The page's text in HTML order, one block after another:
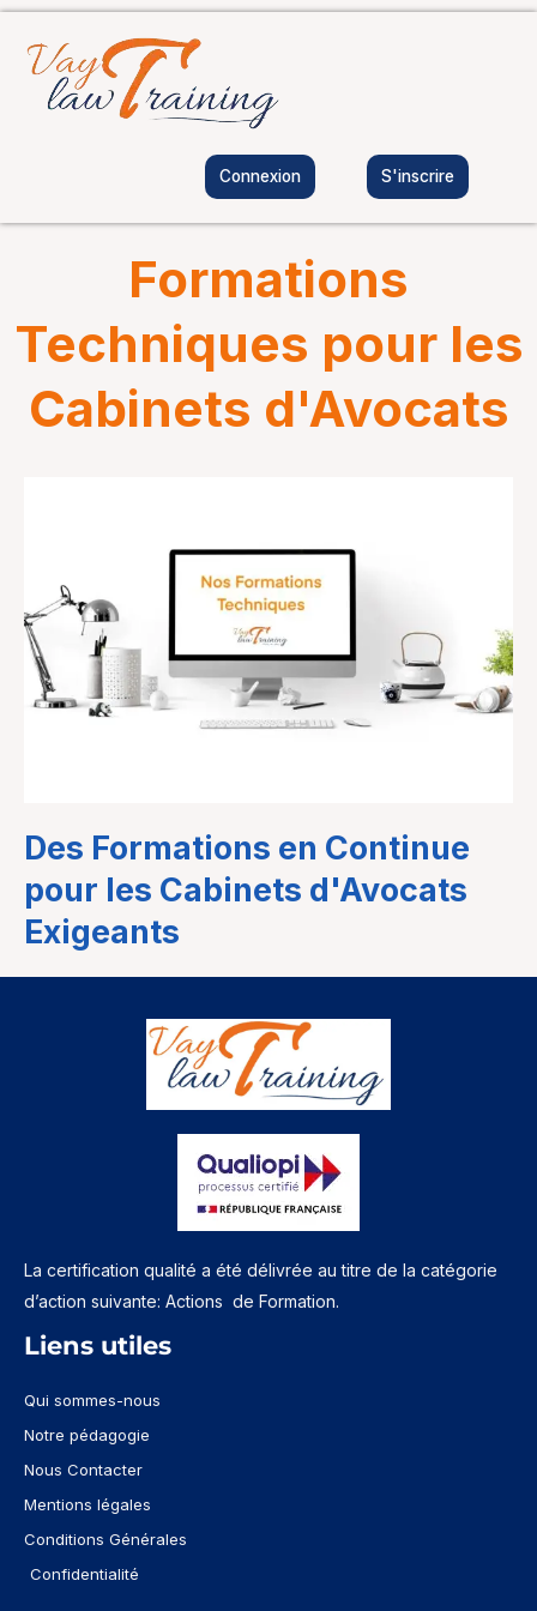
Aller
contenu
Connexion S'inscrire
Formations
Techniques pour les
Cabinets d'Avocats
Des Formations en Continue
pour les Cabinets d'Avocats
Exigeants
La certification qualité a été délivrée au titre de la catégorie
d’action suivante: Actions de Formation.
Liens utiles
Qui sommes-nous
Notre pédagogie
Nous Contacter
Mentions légales
Conditions Générales
Confidentialité